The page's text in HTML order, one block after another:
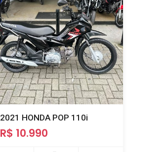
2021 HONDA POP 110i
R$ 10.990